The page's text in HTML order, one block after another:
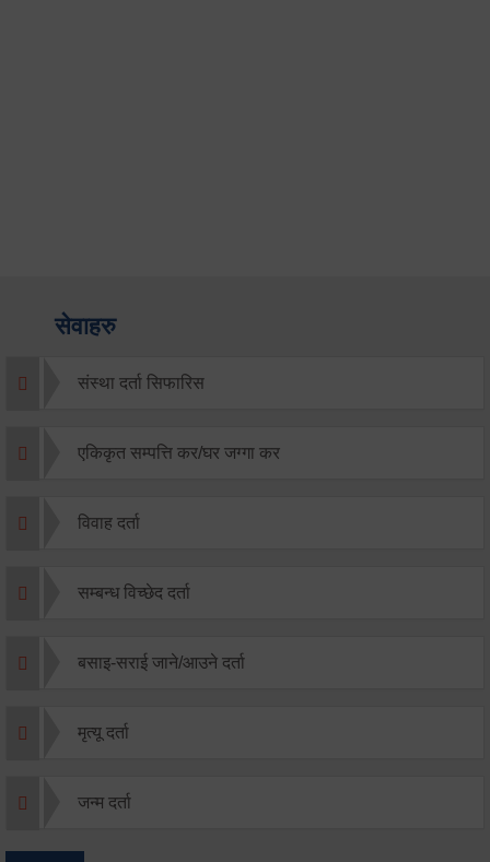
सेवाहरु
संस्था दर्ता सिफारिस
एकिकृत सम्पत्ति कर/घर जग्गा कर
विवाह दर्ता
सम्बन्ध विच्छेद दर्ता
बसाइ-सराई जाने/आउने दर्ता
मृत्यू दर्ता
जन्म दर्ता